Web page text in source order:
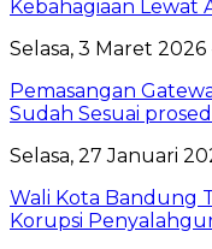
Kebahagiaan Lewat
Selasa, 3 Maret 2026
Pemasangan
Sudah Sesuai
Selasa, 27 Januari
Wali Kota Bandung
Korupsi